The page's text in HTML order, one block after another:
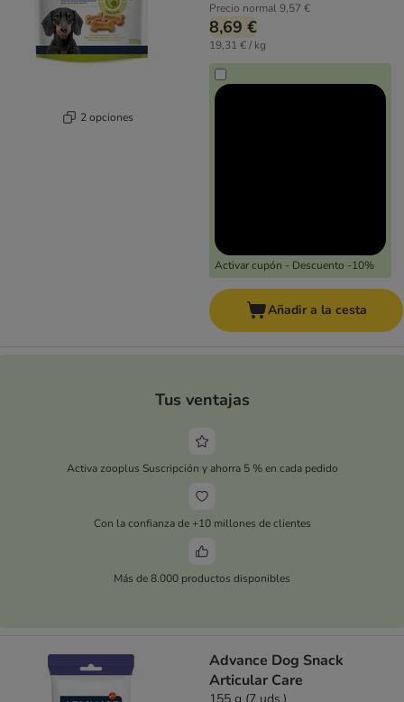
2 opciones
Precio normal9,57 €
8,69 €
19,31 € / kg
Activar cupón - Descuento -10%
Añadir a la cesta
Tus ventajas
Activa zooplus Suscripción y ahorra 5 % en cada pedido
Con la confianza de +10 millones de clientes
Más de 8.000 productos disponibles
Advance Dog Snack
Articular Care